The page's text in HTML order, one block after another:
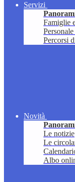
Servizi
Famiglie
Percorsi
Novità
Le notizie
Le
Albo